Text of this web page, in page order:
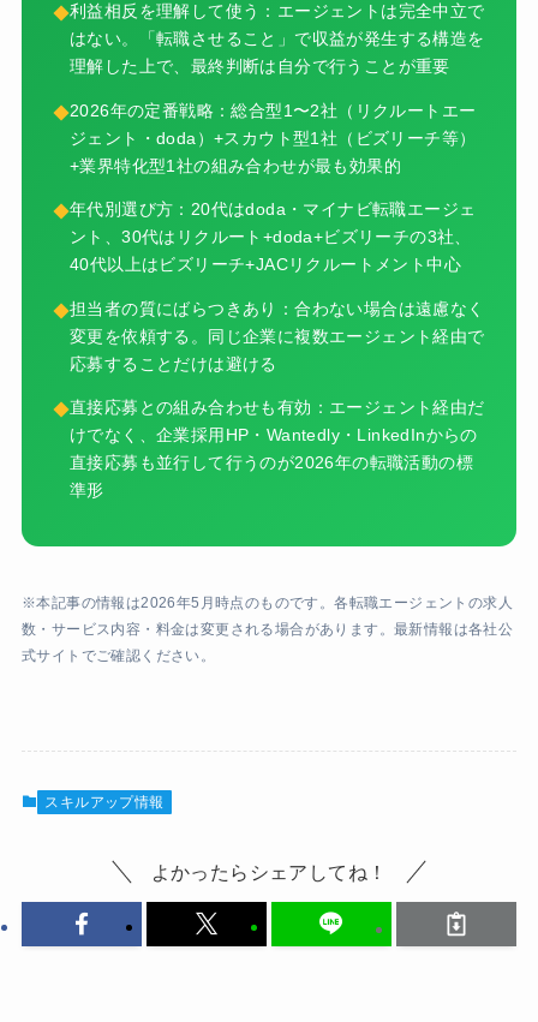
利益相反を理解して使う：エージェントは完全中立で
はない。「転職させること」で収益が発生する構造を
理解した上で、最終判断は自分で行うことが重要
2026年の定番戦略：総合型1〜2社（リクルートエー
ジェント・doda）+スカウト型1社（ビズリーチ等）
+業界特化型1社の組み合わせが最も効果的
年代別選び方：20代はdoda・マイナビ転職エージェ
ント、30代はリクルート+doda+ビズリーチの3社、
40代以上はビズリーチ+JACリクルートメント中心
担当者の質にばらつきあり：合わない場合は遠慮なく
変更を依頼する。同じ企業に複数エージェント経由で
応募することだけは避ける
直接応募との組み合わせも有効：エージェント経由だ
けでなく、企業採用HP・Wantedly・LinkedInからの
直接応募も並行して行うのが2026年の転職活動の標
準形
※本記事の情報は2026年5月時点のものです。各転職エージェントの求人
数・サービス内容・料金は変更される場合があります。最新情報は各社公
式サイトでご確認ください。
スキルアップ情報
よかったらシェアしてね！